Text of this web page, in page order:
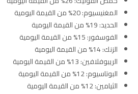
المغنيسيوم: 20% من القيمة اليومية
الحديد: 19% من القيمة اليومية
الفوسفور: 15% من القيمة اليومية
الزنك: 14% من القيمة اليومية
الريبوفلافين: 13% من القيمة اليومية
البوتاسيوم: 12% من القيمة اليومية
الثيامين: 12% من القيمة اليومية